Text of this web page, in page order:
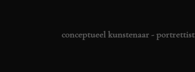
conceptueel kunstenaar - portrettist